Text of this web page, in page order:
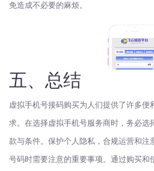
免造成不必要的麻烦。
五、总结
虚拟手机号接码购买为人们提供了许多便
求。在选择虚拟手机号服务商时，务必选
款与条件。保护个人隐私，合规运营和注
号码时需要注意的重要事项。通过购买和